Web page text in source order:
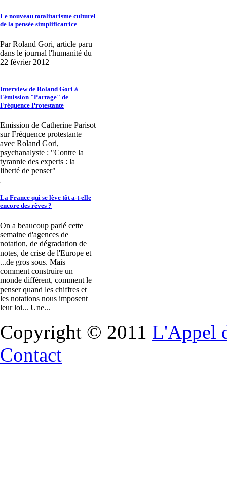
Le nouveau totalitarisme culturel
de la pensée simplificatrice
Par Roland Gori, article paru
dans le journal l'humanité du
22 février 2012
Interview de Roland Gori à
l'émission "Partage" de
Fréquence Protestante
Emission de Catherine Parisot
sur Fréquence protestante
avec Roland Gori,
psychanalyste : "Contre la
tyrannie des experts : la
liberté de penser"
La France qui se lève tôt a-t-elle
encore des rêves ?
On a beaucoup parlé cette
semaine d'agences de
notation, de dégradation de
notes, de crise de l'Europe et
...de gros sous. Mais
comment construire un
monde différent, comment le
penser quand les chiffres et
les notations nous imposent
leur loi... Une...
Copyright © 2011 L'Appel
Contact